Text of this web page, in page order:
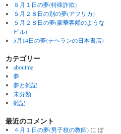
６月１日の夢(特殊詐欺)
５月２８日の別の夢(アフリカ)
５月２８日の夢(豪華客船のような
ビル)
5月14日の夢(テヘランの日本書店)
カテゴリー
aboutme
夢
夢と雑記
未分類
雑記
最近のコメント
４月１日の夢(男子校の教師)に ぼ